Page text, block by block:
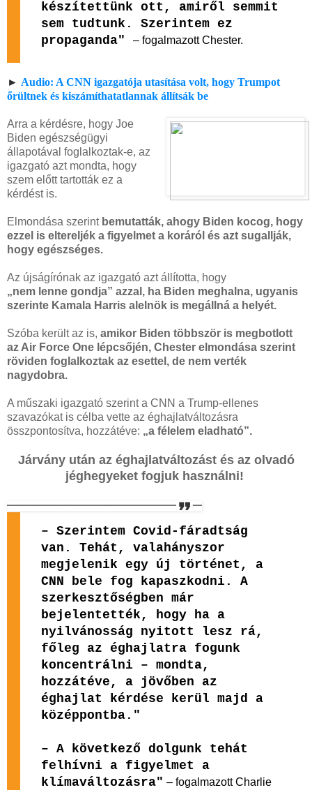
készítettünk ott, amiről semmit
sem tudtunk. Szerintem ez
propaganda" – fogalmazott Chester.
► Audio: A CNN igazgatója utasítása volt, hogy Trumpot
őrültnek és kiszámíthatatlannak állítsák be
Arra a kérdésre, hogy Joe
Biden egészségügyi
állapotával foglalkoztak-e, az
igazgató azt mondta, hogy
szem előtt tartották ez a
kérdést is.
Elmondása szerint bemutatták, ahogy Biden kocog, hogy
ezzel is eltereljék a figyelmet a koráról és azt sugallják,
hogy egészséges.
Az újságírónak az igazgató azt állította, hogy
„nem lenne gondja” azzal, ha Biden meghalna, ugyanis
szerinte Kamala Harris alelnök is megállná a helyét.
Szóba került az is, amikor Biden többször is megbotlott
az Air Force One lépcsőjén, Chester elmondása szerint
röviden foglalkoztak az esettel, de nem verték
nagydobra.
A műszaki igazgató szerint a CNN a Trump-ellenes
szavazókat is célba vette az éghajlatváltozásra
összpontosítva, hozzátéve: „a félelem eladható”.
Járvány után az éghajlatváltozást és az olvadó
jéghegyeket fogjuk használni!
– Szerintem Covid-fáradtság
van. Tehát, valahányszor
megjelenik egy új történet, a
CNN bele fog kapaszkodni. A
szerkesztőségben már
bejelentették, hogy ha a
nyilvánosság nyitott lesz rá,
főleg az éghajlatra fogunk
koncentrálni – mondta,
hozzátéve, a jövőben az
éghajlat kérdése kerül majd a
középpontba."
– A következő dolgunk tehát
felhívni a figyelmet a
klímaváltozásra" – fogalmazott Charlie